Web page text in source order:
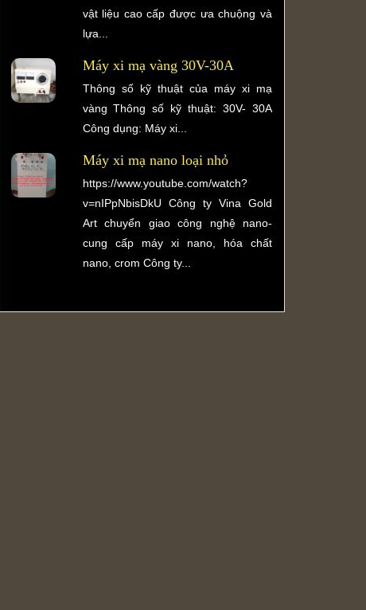
vật liệu cao cấp được ưa chuộng và
lựa...
Máy xi mạ vàng 30V-30A
Thông số kỹ thuật của máy xi mạ
vàng Thông số kỹ thuật: 30V- 30A
Công dụng: Máy xi...
Máy xi mạ nano loại nhỏ
https://www.youtube.com/watch?
v=nIPpNbisDkU Công ty Vina Gold
Art chuyển giao công nghệ nano-
cung cấp máy xi nano, hóa chất
nano, crom Công ty...